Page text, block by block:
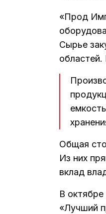
«Прод
Сырье
Общая
Из них
вклад
В
«Лучший